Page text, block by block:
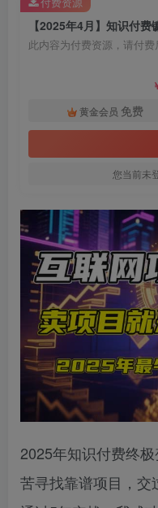
此内容为付费资源，请付费
黄金会员 免费
您当前未
2025年知识付费终
苦寻找靠谱项目，交